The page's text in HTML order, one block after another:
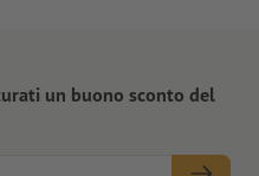
un buono sconto del